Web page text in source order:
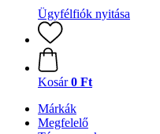
Ügyfélfiók nyitása
Kosár 0 Ft
Márkák
Megfelelő